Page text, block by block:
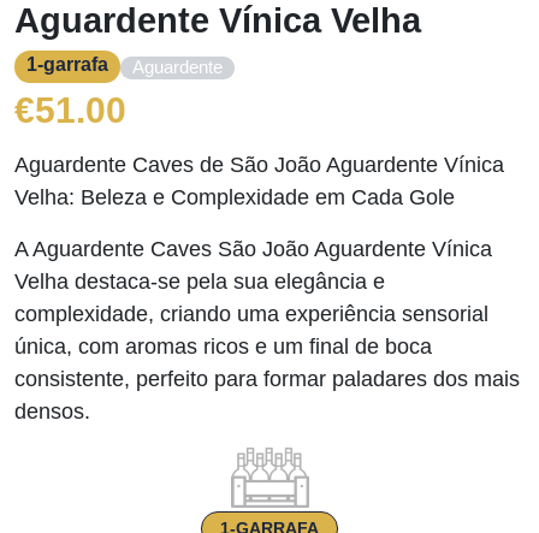
Aguardente Vínica Velha
1-garrafa Aguardente
€51.00
Aguardente Caves de São João Aguardente Vínica
Velha: Beleza e Complexidade em Cada Gole
A Aguardente Caves São João Aguardente Vínica
Velha destaca-se pela sua elegância e
complexidade, criando uma experiência sensorial
única, com aromas ricos e um final de boca
consistente, perfeito para formar paladares dos mais
densos.
1-GARRAFA